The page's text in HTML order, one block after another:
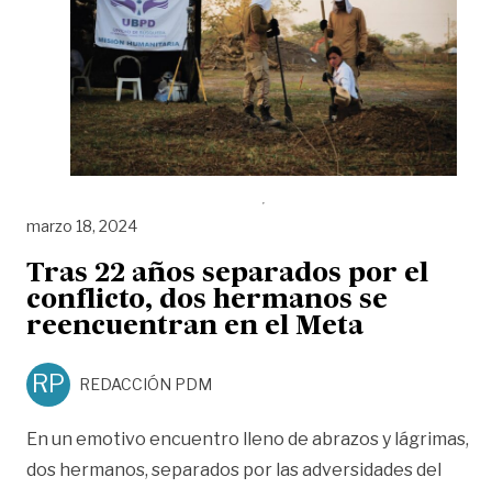
marzo 18, 2024
Tras 22 años separados por el
conflicto, dos hermanos se
reencuentran en el Meta
RP REDACCIÓN PDM
En un emotivo encuentro lleno de abrazos y lágrimas,
dos hermanos, separados por las adversidades del